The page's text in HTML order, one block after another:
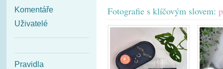
Komentáře
Uživatelé
Pravidla
Fotografie s klíčovým slovem: